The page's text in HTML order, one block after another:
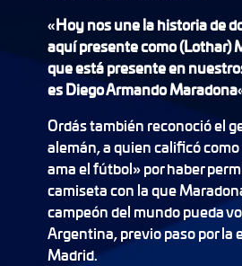
«Hoy nos une la historia de
aquí presente como (Lothar)
que está presente en
es Diego Armando Maradona
Ordás también reconoció el
alemán, a quien calificó
ama el fútbol» por haber
camiseta con la que
campeón del mundo pueda
Argentina, previo paso por la
Madrid.